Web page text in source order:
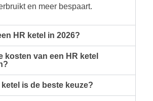
en meer bespaart.
HR ketel in 2026?
kosten van een HR ketel
ketel is de beste keuze?